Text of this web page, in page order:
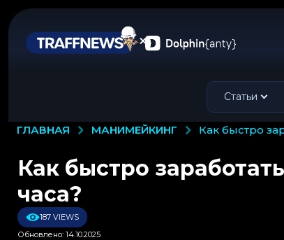
Статьи
ГЛАВНАЯ МАНИМЕЙКИНГ как быстро
Как быстро
часа?
187 VIEWS
Обновлено: 14.10.2025